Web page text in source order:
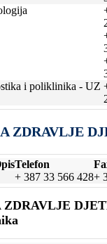
i poliklinika - UZ
ZDRAVLJE
Telefon
+ 387 33 566 428+